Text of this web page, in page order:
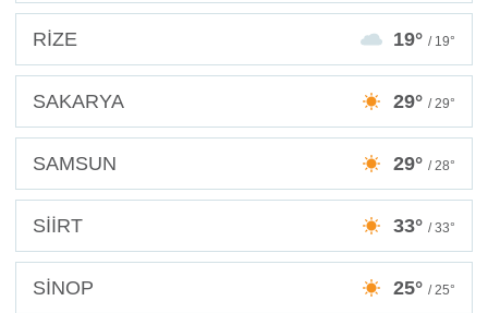
RİZE 19° / 19°
SAKARYA 29° / 29°
SAMSUN 29° / 28°
SİİRT 33° / 33°
SİNOP 25° / 25°